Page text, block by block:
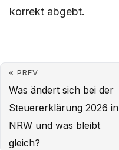
korrekt abgebt.
« PREV
Was ändert sich bei der
Steuererklärung 2026 in
NRW und was bleibt
gleich?